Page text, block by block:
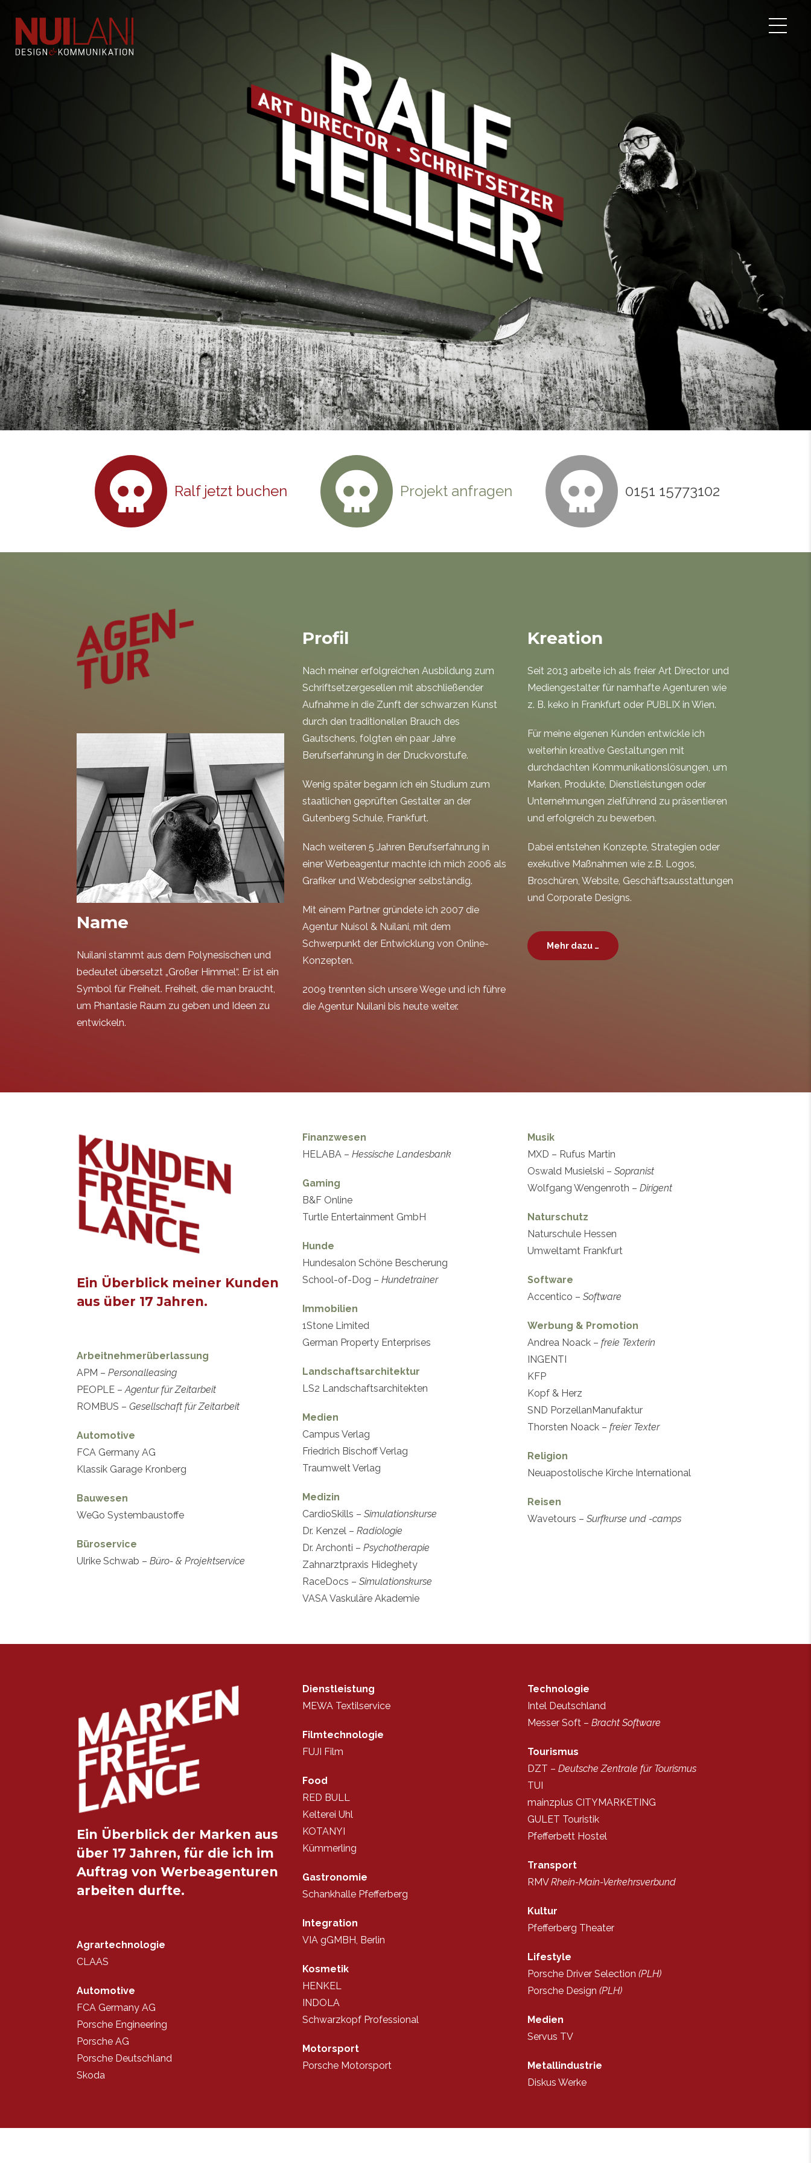
Ralf jetzt buchen Projekt anfragen 0151 15773102
Name
Nuilani stammt aus dem Polynesischen und
bedeutet übersetzt „Großer Himmel“. Er ist ein
Symbol für Freiheit. Freiheit, die man braucht,
um Phantasie Raum zu geben und Ideen zu
entwickeln.
Profil
Nach meiner erfolgreichen Ausbildung zum
Schriftsetzergesellen mit abschließender
Aufnahme in die Zunft der schwarzen Kunst
durch den traditionellen Brauch des
Gautschens, folgten ein paar Jahre
Berufserfahrung in der Druckvorstufe.
Wenig später begann ich ein Studium zum
staatlichen geprüften Gestalter an der
Gutenberg Schule, Frankfurt.
Nach weiteren 5 Jahren Berufserfahrung in
einer Werbeagentur machte ich mich 2006 als
Grafiker und Webdesigner selbständig.
Mit einem Partner gründete ich 2007 die
Agentur Nuisol & Nuilani, mit dem
Schwerpunkt der Entwicklung von Online-
Konzepten.
2009 trennten sich unsere Wege und ich führe
die Agentur Nuilani bis heute weiter.
Kreation
Seit 2013 arbeite ich als freier Art Director und
Mediengestalter für namhafte Agenturen wie
z. B. keko in Frankfurt oder PUBLIX in Wien.
Für meine eigenen Kunden entwickle ich
weiterhin kreative Gestaltungen mit
durchdachten Kommunikationslösungen, um
Marken, Produkte, Dienstleistungen oder
Unternehmungen zielführend zu präsentieren
und erfolgreich zu bewerben.
Dabei entstehen Konzepte, Strategien oder
exekutive Maßnahmen wie z.B. Logos,
Broschüren, Website, Geschäftsausstattungen
und Corporate Designs.
Mehr dazu …
Ein Überblick meiner Kunden
aus über 17 Jahren.
Arbeitnehmerüberlassung
APM – Personalleasing
PEOPLE –Agentur für Zeitarbeit
ROMBUS – Gesellschaft für Zeitarbeit
Automotive
FCA Germany AG
Klassik Garage Kronberg
Bauwesen
WeGo Systembaustoffe
Büroservice
Ulrike Schwab – Büro- & Projektservice
Finanzwesen
HELABA – Hessische Landesbank
Gaming
B&F Online
Turtle Entertainment GmbH
Hunde
Hundesalon Schöne Bescherung
School-of-Dog – Hundetrainer
Immobilien
1Stone Limited
German Property Enterprises
Landschaftsarchitektur
LS2 Landschaftsarchitekten
Medien
Campus Verlag
Friedrich Bischoff Verlag
Traumwelt Verlag
Medizin
CardioSkills – Simulationskurse
Dr. Kenzel – Radiologie
Dr. Archonti – Psychotherapie
Zahnarztpraxis Hideghety
RaceDocs – Simulationskurse
VASA Vaskuläre Akademie
Musik
MXD – Rufus Martin
Oswald Musielski – Sopranist
Wolfgang Wengenroth – Dirigent
Naturschutz
Naturschule Hessen
Umweltamt Frankfurt
Software
Accentico – Software
Werbung & Promotion
Andrea Noack – freie Texterin
INGENTI
KFP
Kopf & Herz
SND PorzellanManufaktur
Thorsten Noack – freier Texter
Religion
Neuapostolische Kirche International
Reisen
Wavetours – Surfkurse und -camps
Ein Überblick der Marken aus
über 17 Jahren, für die ich im
Auftrag von Werbeagenturen
arbeiten durfte.
Agrartechnologie
CLAAS
Automotive
FCA Germany AG
Porsche Engineering
Porsche AG
Porsche Deutschland
Skoda
Dienstleistung
MEWA Textilservice
Filmtechnologie
FUJI Film
Food
RED BULL
Kelterei Uhl
KOTANYI
Kümmerling
Gastronomie
Schankhalle Pfefferberg
Integration
VIA gGMBH, Berlin
Kosmetik
HENKEL
INDOLA
Schwarzkopf Professional
Motorsport
Porsche Motorsport
Technologie
Intel Deutschland
Messer Soft – Bracht Software
Tourismus
DZT – Deutsche Zentrale für Tourismus
TUI
mainzplus CITYMARKETING
GULET Touristik
Pfefferbett Hostel
Transport
RMVRhein-Main-Verkehrsverbund
Kultur
Pfefferberg Theater
Lifestyle
Porsche Driver Selection (PLH)
Porsche Design (PLH)
Medien
Servus TV
Metallindustrie
Diskus Werke